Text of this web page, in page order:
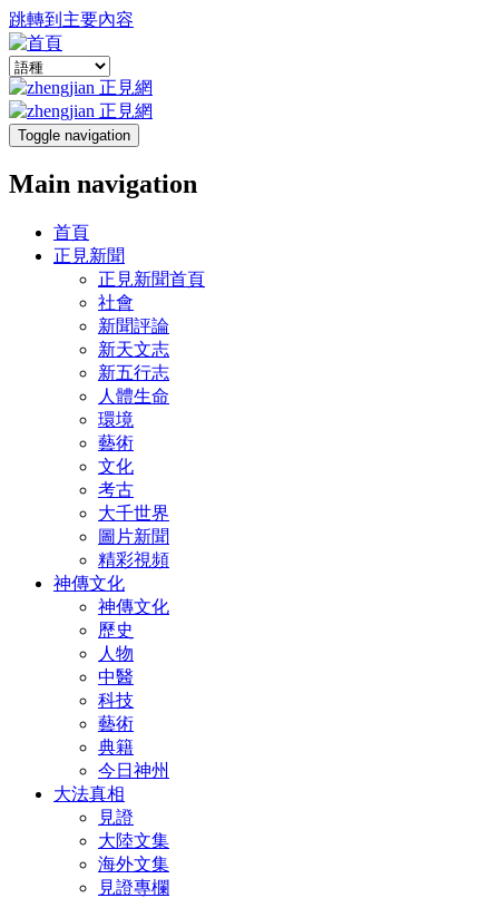
跳轉到主要內容
Toggle navigation
Main navigation
首頁
正見新聞
正見新聞首頁
社會
新聞評論
新天文志
新五行志
人體生命
環境
藝術
文化
考古
大千世界
圖片新聞
精彩視頻
神傳文化
神傳文化
歷史
人物
中醫
科技
藝術
典籍
今日神州
大法真相
見證
大陸文集
海外文集
見證專欄